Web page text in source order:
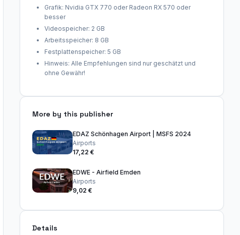
Grafik: Nvidia GTX 770 oder Radeon RX 570 oder
besser
Videospeicher: 2 GB
Arbeitsspeicher: 8 GB
Festplattenspeicher: 5 GB
Hinweis: Alle Empfehlungen sind nur geschätzt und
ohne Gewähr!
More by this publisher
EDAZ Schönhagen Airport | MSFS 2024
Airports
17,22 €
EDWE - Airfield Emden
Airports
9,02 €
Details